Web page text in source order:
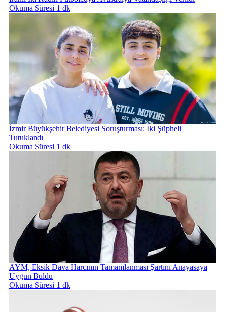
Okuma Süresi 1 dk
İzmir Büyükşehir Belediyesi Soruşturması: İki Şüpheli
Tutuklandı
Okuma Süresi 1 dk
AYM, Eksik Dava Harcının Tamamlanması Şartını Anayasaya
Uygun Buldu
Okuma Süresi 1 dk